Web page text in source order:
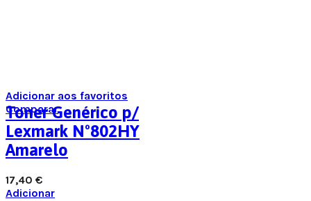
Adicionar aos favoritos
Comparar
Toner Genérico p/
Lexmark Nº802HY
Amarelo
17,40 €
Adicionar